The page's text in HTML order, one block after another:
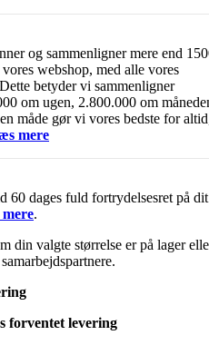
og sammenligner mere end
webshop, med alle vores
betyder vi sammenligner
om ugen, 2.800.000 om
måde gør vi vores bedste for
mere
60 dages fuld fortrydelsesret på dit
.
din valgte størrelse er på lager
forventet levering